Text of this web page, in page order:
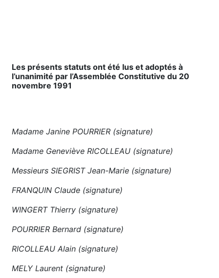
Les présents statuts ont été lus et adoptés à
l’unanimité par l’Assemblée Constitutive du 20
novembre 1991
Madame Janine POURRIER (signature)
Madame Geneviève RICOLLEAU (signature)
Messieurs SIEGRIST Jean-Marie (signature)
FRANQUIN Claude (signature)
WINGERT Thierry (signature)
POURRIER Bernard (signature)
RICOLLEAU Alain (signature)
MELY Laurent (signature)